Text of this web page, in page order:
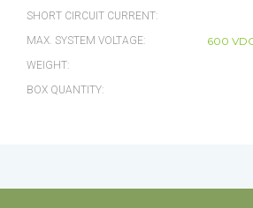
SHORT CIRCUIT CURRENT:
MAX. SYSTEM VOLTAGE: 600
WEIGHT:
BOX QUANTITY: